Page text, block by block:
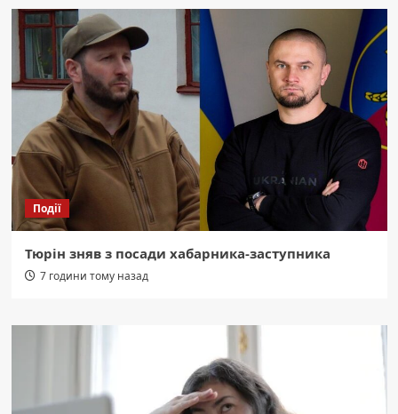
Події
Тюрін зняв з посади хабарника-заступника
7 години тому назад